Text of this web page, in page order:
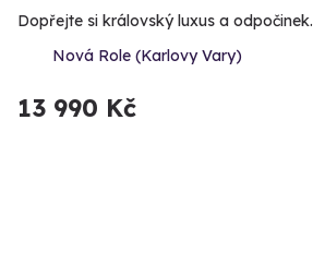
Dopřejte si královský luxus a odpočinek.
Nová Role (Karlovy Vary)
13 990 Kč